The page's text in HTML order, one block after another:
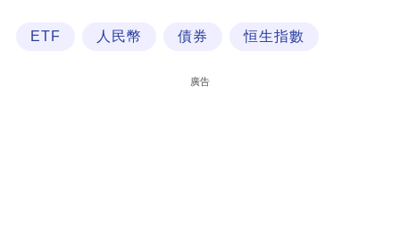
ETF 人民幣 債券 恒生指數
廣告